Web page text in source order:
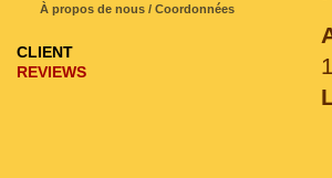
À propos de nous / Coordonnées
CLIENT
REVIEWS